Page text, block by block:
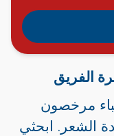
الفريق
مرخصون
الشعر. ابحثي